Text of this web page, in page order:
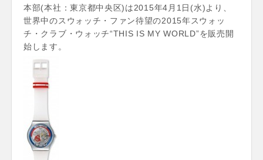
本部(本社：東京都中央区)は2015年4月1日(水)より、
世界中のスウォッチ・ファン待望の2015年スウォッ
チ・クラブ・ウォッチ“THIS IS MY WORLD”を販売開
始します。